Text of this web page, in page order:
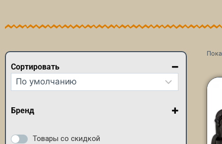
Сортировать
Сортировка товаров
Бренд
Rip Curl
Товары со скидкой